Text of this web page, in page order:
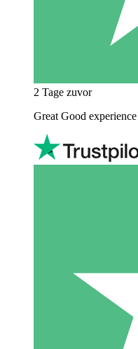
2 Tage zuvor
Great Good